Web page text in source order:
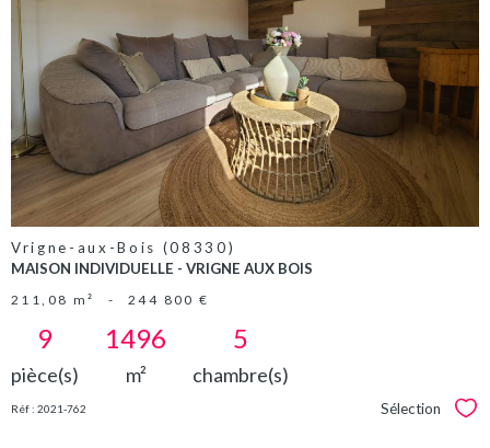
VOIR LE
BIEN
Vrigne-aux-Bois (08330)
MAISON INDIVIDUELLE - VRIGNE AUX BOIS
211,08 m² - 244 800 €
9
pièce(s)
1496
m²
5
chambre(s)
Réf : 2021-762 Sélection